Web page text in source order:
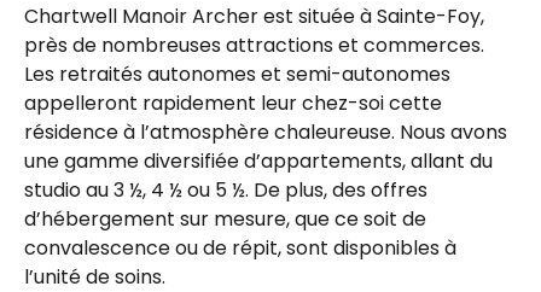
Chartwell Manoir Archer est située à Sainte-Foy,
près de nombreuses attractions et commerces.
Les retraités autonomes et semi-autonomes
appelleront rapidement leur chez-soi cette
résidence à l’atmosphère chaleureuse. Nous avons
une gamme diversifiée d’appartements, allant du
studio au 3 ½, 4 ½ ou 5 ½. De plus, des offres
d’hébergement sur mesure, que ce soit de
convalescence ou de répit, sont disponibles à
l’unité de soins.